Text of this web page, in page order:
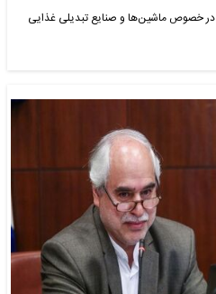
در خصوص ماشین‌ها و صنایع تبدیلی غذایی